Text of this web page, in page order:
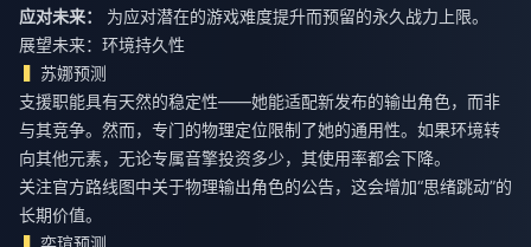
应对未来：
为应对潜在的游戏难度提升而预留的永久战力上限。
展望未来：环境持久性
苏娜预测
支援职能具有天然的稳定性——她能适配新发布的输出角色，而非
与其竞争。然而，专门的物理定位限制了她的通用性。如果环境转
向其他元素，无论专属音擎投资多少，其使用率都会下降。
关注官方路线图中关于物理输出角色的公告，这会增加“思绪跳动”的
长期价值。